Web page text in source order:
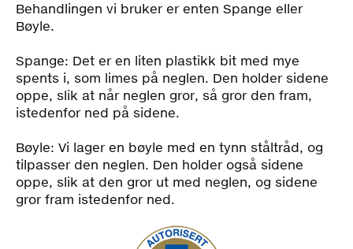
Behandlingen vi bruker er enten Spange eller
Bøyle.
Spange: Det er en liten plastikk bit med mye
spents i, som limes på neglen. Den holder sidene
oppe, slik at når neglen gror, så gror den fram,
istedenfor ned på sidene.
Bøyle: Vi lager en bøyle med en tynn ståltråd, og
tilpasser den neglen. Den holder også sidene
oppe, slik at den gror ut med neglen, og sidene
gror fram istedenfor ned.